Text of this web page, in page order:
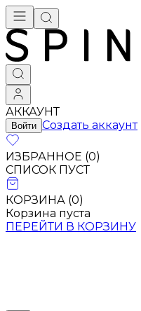
АККАУНТ
Войти Создать аккаунт
ИЗБРАННОЕ (0)
СПИСОК ПУСТ
КОРЗИНА (0)
Корзина пуста
ПЕРЕЙТИ В КОРЗИНУ